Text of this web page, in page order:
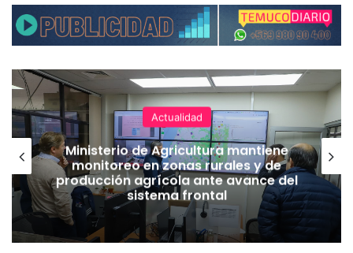
Actualidad
Ministerio de Agricultura mantiene
monitoreo en zonas rurales y de
producción agrícola ante avance del
sistema frontal